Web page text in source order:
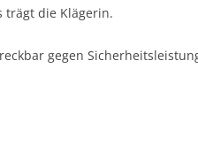
trägt die Klägerin.
gegen